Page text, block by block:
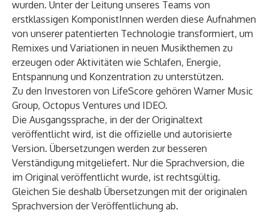
wurden. Unter der Leitung unseres Teams von
erstklassigen KomponistInnen werden diese Aufnahmen
von unserer patentierten Technologie transformiert, um
Remixes und Variationen in neuen Musikthemen zu
erzeugen oder Aktivitäten wie Schlafen, Energie,
Entspannung und Konzentration zu unterstützen.
Zu den Investoren von LifeScore gehören Warner Music
Group, Octopus Ventures und IDEO.
Die Ausgangssprache, in der der Originaltext
veröffentlicht wird, ist die offizielle und autorisierte
Version. Übersetzungen werden zur besseren
Verständigung mitgeliefert. Nur die Sprachversion, die
im Original veröffentlicht wurde, ist rechtsgültig.
Gleichen Sie deshalb Übersetzungen mit der originalen
Sprachversion der Veröffentlichung ab.